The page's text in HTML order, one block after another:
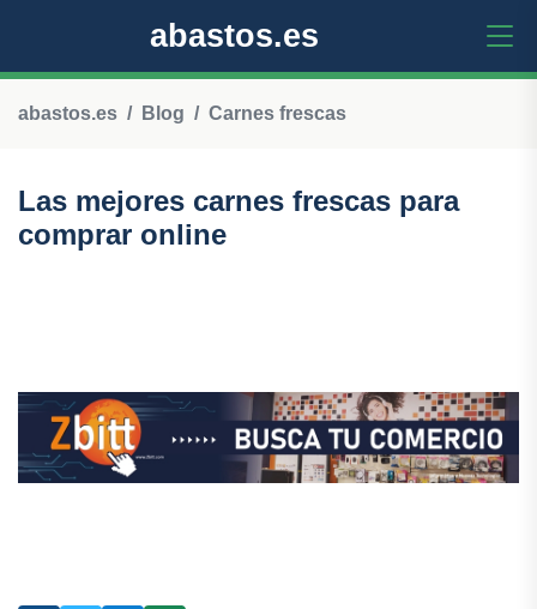
abastos.es
abastos.es Blog Carnes frescas
Las mejores carnes frescas para
comprar online